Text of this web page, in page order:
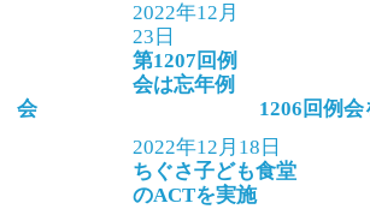
2022年12月
23日
第1207回例
会は忘年例
会
1206回例
2022年12月18日
ちぐさ子ども食堂
のACTを実施